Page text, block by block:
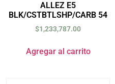
ALLEZ E5
BLK/CSTBTLSHP/CARB 54
$1,233,787.00
Agregar al carrito